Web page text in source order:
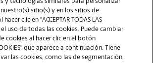
sitio(s) y en los sitios de
clic en "ACCEPTAR TODAS LAS
el uso de todas las cookies. Puede cambiar
cookies al hacer clic en el botón
que aparece a continuación. Tiene
las cookies, como las de segmentación,